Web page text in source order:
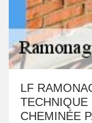
LF
CHEMINÉE